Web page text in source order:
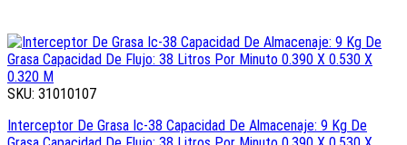
SKU: 31010107
Interceptor De Grasa Ic-38 Capacidad De Almacenaje: 9 Kg De